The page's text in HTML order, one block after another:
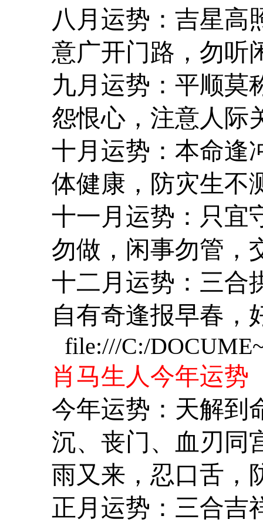
八月运势：吉星高
意广开门路，勿听
九月运势：平顺莫
怨恨心，注意人际
十月运势：本命逢
体健康，防灾生不
十一月运势：只宜
勿做，闲事勿管，
十二月运势：三合
自有奇逢报早春，
file:///C:/
肖马生人今年运势
今年运势：天解到
沉、丧门、血刃同
雨又来，忍口舌，
正月运势：三合吉